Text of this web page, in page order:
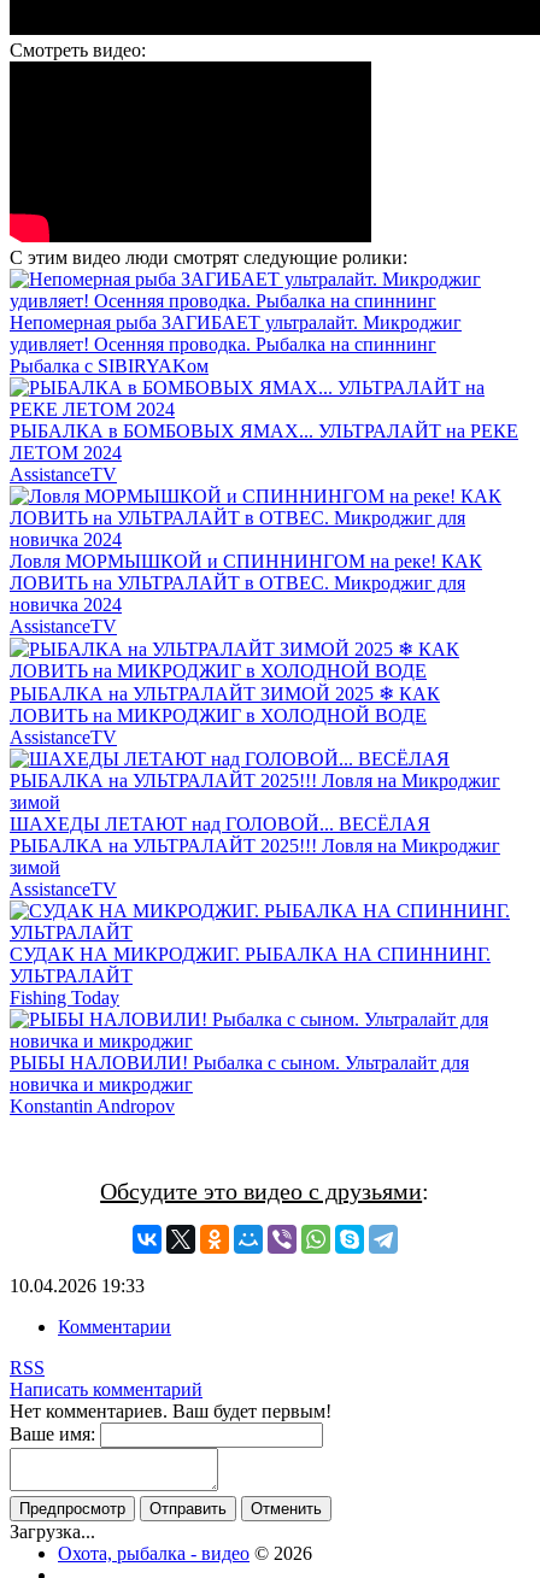
Смотреть видео:
С этим видео люди смотрят следующие ролики:
Непомерная рыба ЗАГИБАЕТ ультралайт. Микроджиг
удивляет! Осенняя проводка. Рыбалка на спиннинг
Рыбалка с SIBIRYAKом
РЫБАЛКА в БОМБОВЫХ ЯМАХ... УЛЬТРАЛАЙТ на РЕКЕ
ЛЕТОМ 2024
AssistanceTV
Ловля МОРМЫШКОЙ и СПИННИНГОМ на реке! КАК
ЛОВИТЬ на УЛЬТРАЛАЙТ в ОТВЕС. Микроджиг для
новичка 2024
AssistanceTV
РЫБАЛКА на УЛЬТРАЛАЙТ ЗИМОЙ 2025 ❄ КАК
ЛОВИТЬ на МИКРОДЖИГ в ХОЛОДНОЙ ВОДЕ
AssistanceTV
ШАХЕДЫ ЛЕТАЮТ над ГОЛОВОЙ... ВЕСЁЛАЯ
РЫБАЛКА на УЛЬТРАЛАЙТ 2025!!! Ловля на Микроджиг
зимой
AssistanceTV
СУДАК НА МИКРОДЖИГ. РЫБАЛКА НА СПИННИНГ.
УЛЬТРАЛАЙТ
Fishing Today
РЫБЫ НАЛОВИЛИ! Рыбалка с сыном. Ультралайт для
новичка и микроджиг
Konstantin Andropov
Обсудите это видео с друзьями:
10.04.2026 19:33
Комментарии
RSS
Написать комментарий
Нет комментариев. Ваш будет первым!
Ваше имя:
Загрузка...
Охота, рыбалка - видео © 2026